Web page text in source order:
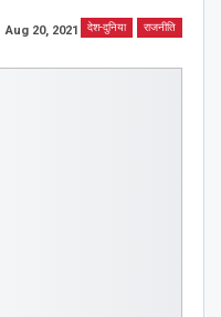
देश-दुनिया राजनीति
Aug 20, 2021